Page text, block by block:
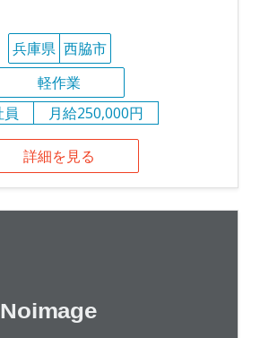
兵庫県 西脇市
軽作業
員
月給250,000円
詳細を見る